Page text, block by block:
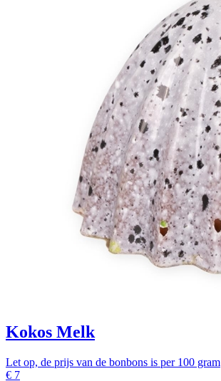
Kokos Melk
Let op, de prijs van de bonbons is per 100 gram
€ 7